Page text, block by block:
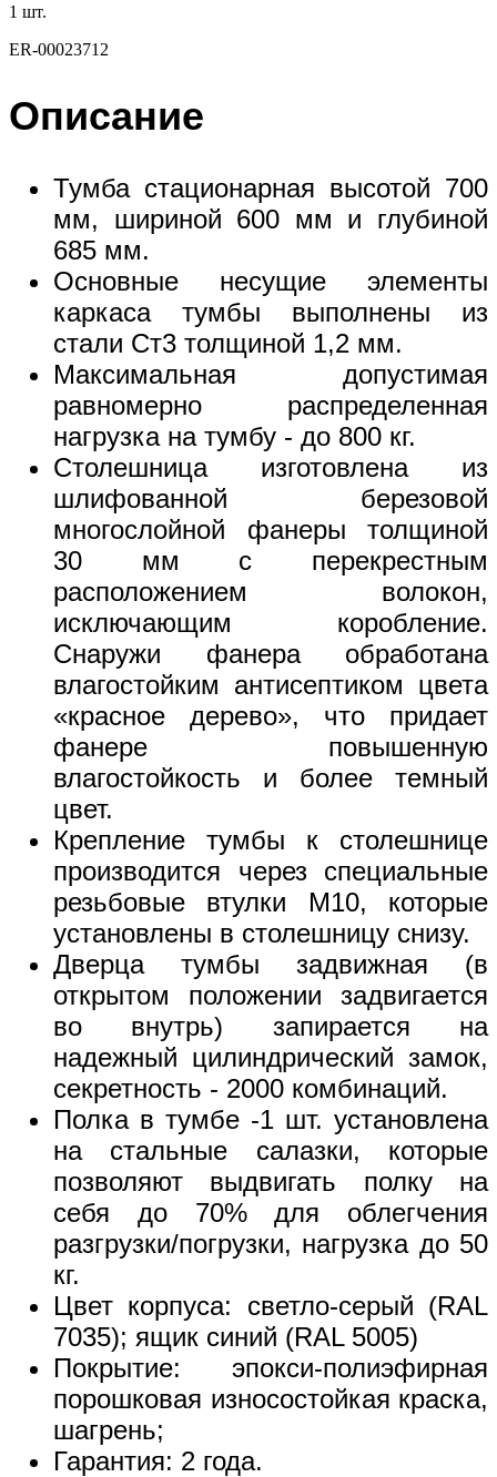
1 шт.
ER-00023712
Описание
Тумба стационарная высотой 700
мм, шириной 600 мм и глубиной
685 мм.
Основные несущие элементы
каркаса тумбы выполнены из
стали Ст3 толщиной 1,2 мм.
Максимальная допустимая
равномерно распределенная
нагрузка на тумбу - до 800 кг.
Столешница изготовлена из
шлифованной березовой
многослойной фанеры толщиной
30 мм с перекрестным
расположением волокон,
исключающим коробление.
Снаружи фанера обработана
влагостойким антисептиком цвета
«красное дерево», что придает
фанере повышенную
влагостойкость и более темный
цвет.
Крепление тумбы к столешнице
производится через специальные
резьбовые втулки М10, которые
установлены в столешницу снизу.
Дверца тумбы задвижная (в
открытом положении задвигается
во внутрь) запирается на
надежный цилиндрический замок,
секретность - 2000 комбинаций.
Полка в тумбе -1 шт. установлена
на стальные салазки, которые
позволяют выдвигать полку на
себя до 70% для облегчения
разгрузки/погрузки, нагрузка до 50
кг.
Цвет корпуса: светло-серый (RAL
7035); ящик синий (RAL 5005)
Покрытие: эпокси-полиэфирная
порошковая износостойкая краска,
шагрень;
Гарантия: 2 года.